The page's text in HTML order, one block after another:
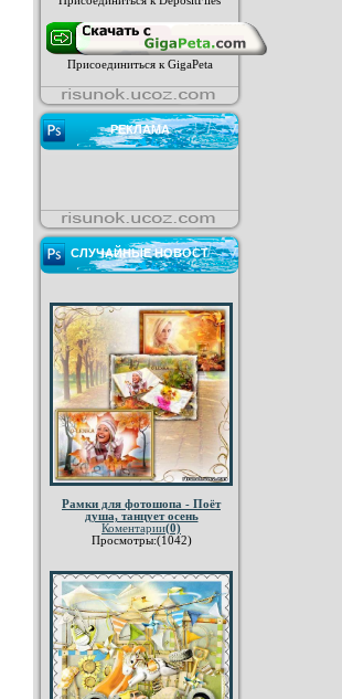
Присоединиться к GigaPeta
РЕКЛАМА
СЛУЧАЙНЫЕ НОВОСТ
Рамки для фотошопа - Поёт
душа, танцует осень
Коментарии(0)
Просмотры:(1042)